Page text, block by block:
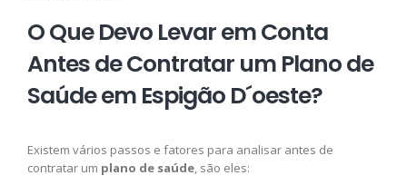
O Que Devo Levar em Conta
Antes de Contratar um Plano de
Saúde em Espigão D´oeste?
Existem vários passos e fatores para analisar antes de
contratar um plano de saúde, são eles: